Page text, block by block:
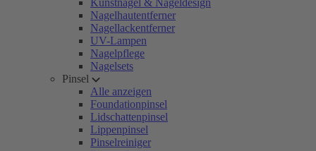
Kunstnägel & Nageldesign
Nagelhautentferner
Nagellackentferner
UV-Lampen
Nagelpflege
Nagelsets
Pinsel
Alle anzeigen
Foundationpinsel
Lidschattenpinsel
Lippenpinsel
Pinselreiniger